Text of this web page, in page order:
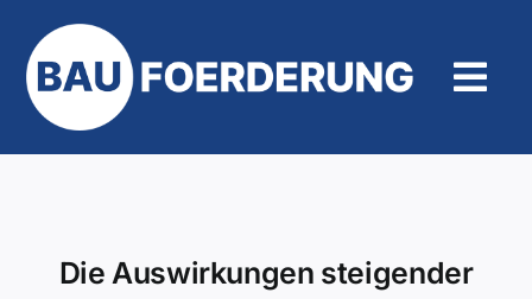
Inhalt
springen
Die Auswirkungen steigender